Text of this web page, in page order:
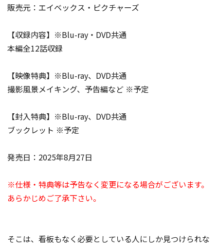
販売元：エイベックス・ピクチャーズ
【収録内容】※Blu-ray・DVD共通
本編全12話収録
【映像特典】※Blu-ray、DVD共通
撮影風景メイキング、予告編など ※予定
【封入特典】※Blu-ray、DVD共通
ブックレット ※予定
発売日：2025年8月27日
※仕様・特典等は予告なく変更になる場合がございます。
あらかじめご了承下さい。
そこは、看板もなく必要としている人にしか見つけられな